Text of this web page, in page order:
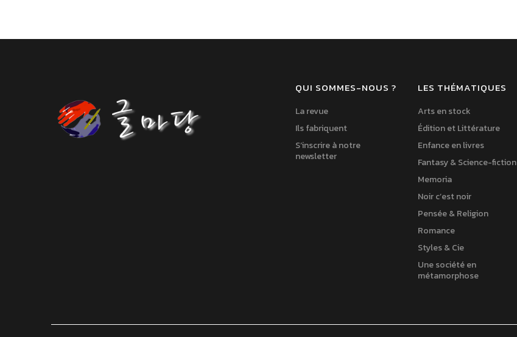
QUI SOMMES-NOUS ?
La revue
Ils fabriquent
S’inscrire à notre
newsletter
LES THÉMATIQUES
Arts en stock
Édition et Littérature
Enfance en livres
Fantasy & Science-fiction
Memoria
Noir c’est noir
Pensée & Religion
Romance
Styles & Cie
Une société en
métamorphose